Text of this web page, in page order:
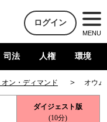
ログイン
MENU
司法 人権 環境
ン・ディマンド オウ
ダイジェスト版
(10分)